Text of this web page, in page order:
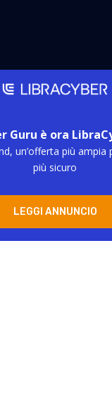
Guru è ora
un’offerta più ampia
più sicuro
LEGGI ANNUNCIO